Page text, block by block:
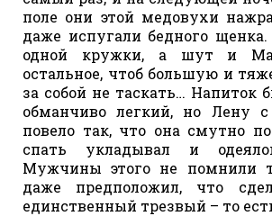
поле они этой медовухи
даже испугали бедного
одной кружки, а шут и
остальное, чтоб большую и
за собой не таскать… Напиток
обманчиво легкий, но Лену
повело так, что она смутно
спать укладывал и
Мужчины этого не помнили
даже предположил, что
единственный трезвый – то